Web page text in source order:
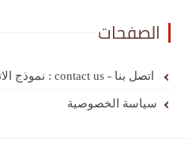
الصفحات
اتصل بنا - contact us : نموذج الاتصال المخصص لمدونة عرباوي
سياسة الخصوصية